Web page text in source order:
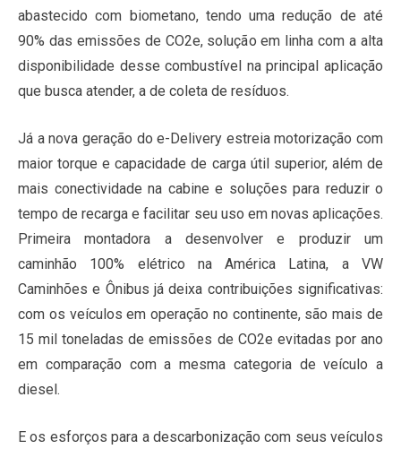
abastecido com biometano, tendo uma redução de até
90% das emissões de CO2e, solução em linha com a alta
disponibilidade desse combustível na principal aplicação
que busca atender, a de coleta de resíduos.
Já a nova geração do e-Delivery estreia motorização com
maior torque e capacidade de carga útil superior, além de
mais conectividade na cabine e soluções para reduzir o
tempo de recarga e facilitar seu uso em novas aplicações.
Primeira montadora a desenvolver e produzir um
caminhão 100% elétrico na América Latina, a VW
Caminhões e Ônibus já deixa contribuições significativas:
com os veículos em operação no continente, são mais de
15 mil toneladas de emissões de CO2e evitadas por ano
em comparação com a mesma categoria de veículo a
diesel.
E os esforços para a descarbonização com seus veículos